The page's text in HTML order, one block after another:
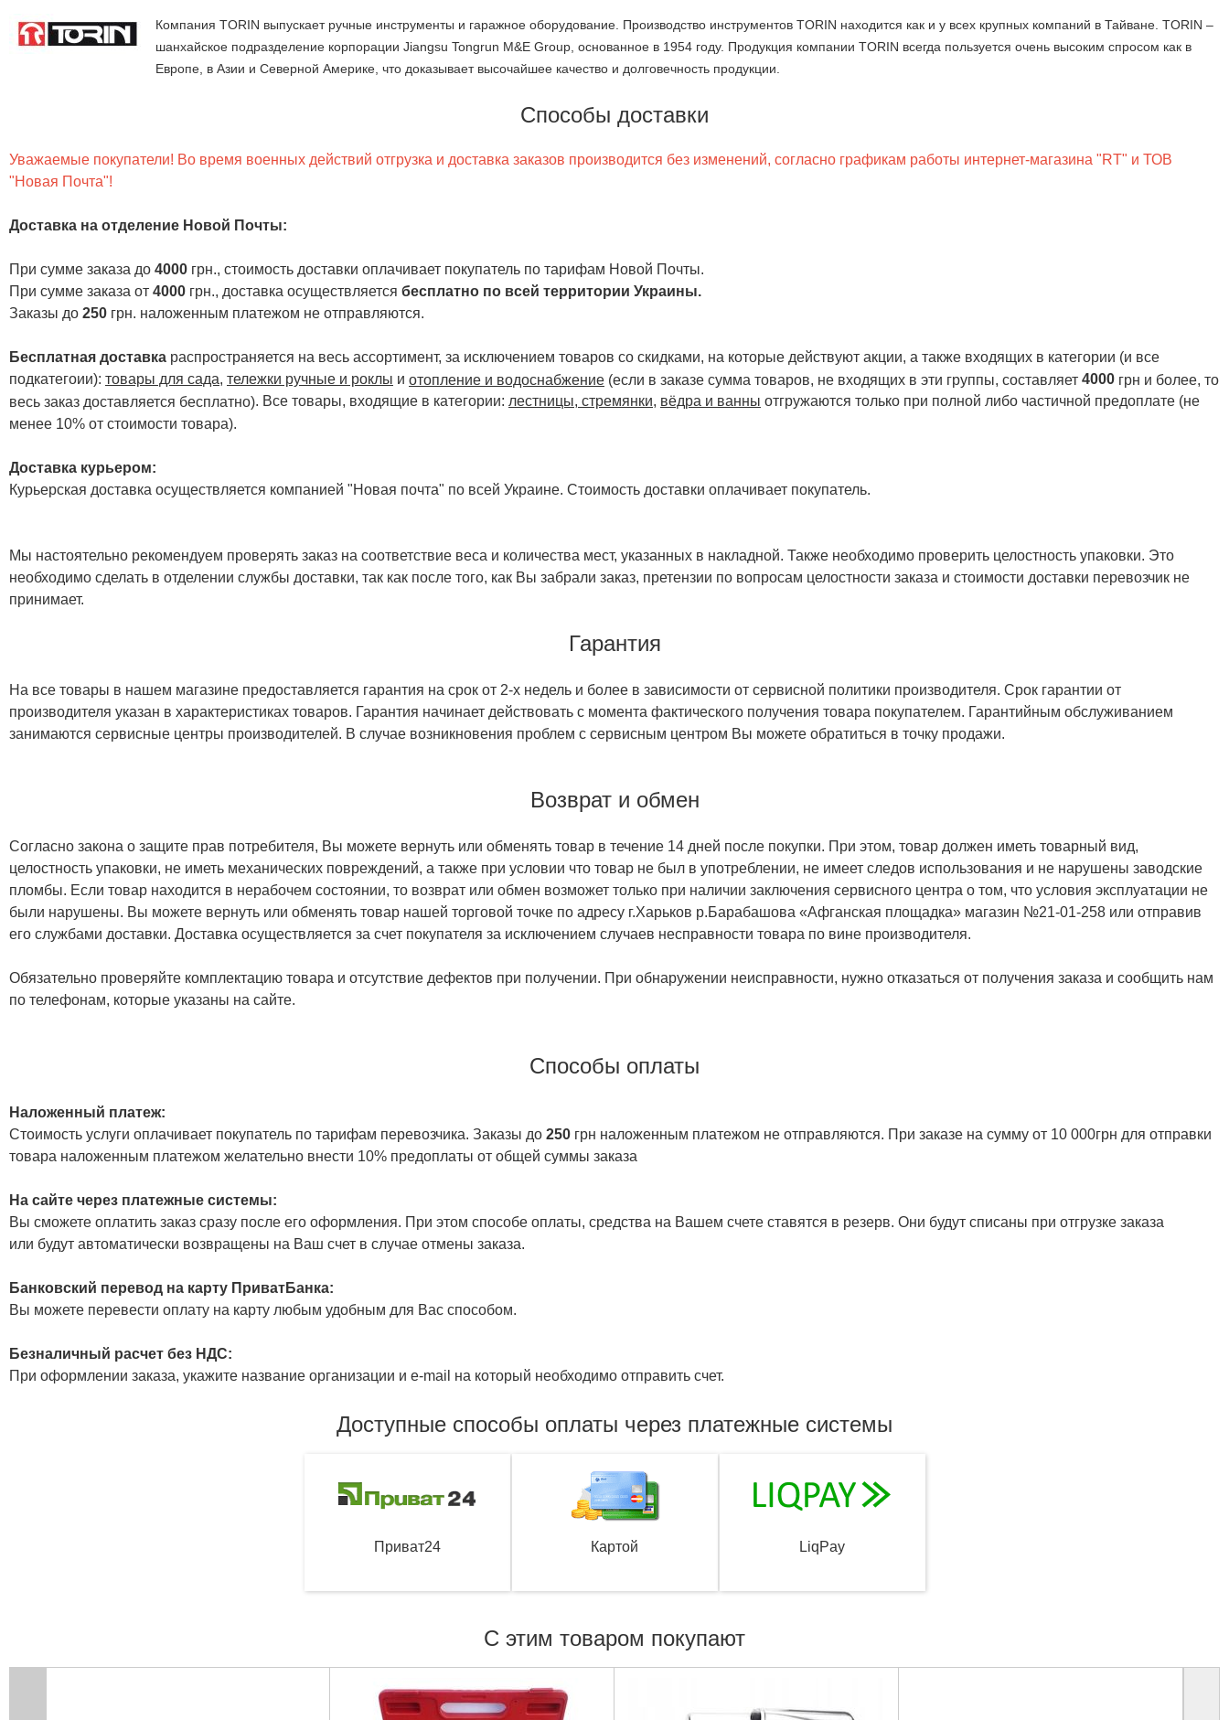
Компания TORIN выпускает ручные инструменты и гаражное оборудование. Производство инструментов TORIN находится как и у всех крупных компаний в Тайване. TORIN –
шанхайское подразделение корпорации Jiangsu Tongrun M&E Group, основанное в 1954 году. Продукция компании TORIN всегда пользуется очень высоким спросом как в
Европе, в Азии и Северной Америке, что доказывает высочайшее качество и долговечность продукции.
Способы доставки
Уважаемые покупатели! Во время военных действий отгрузка и доставка заказов производится без изменений, согласно графикам работы интернет-магазина "RT" и ТОВ
"Новая Почта"!
Доставка на отделение Новой Почты:
При сумме заказа до 4000 грн., стоимость доставки оплачивает покупатель по тарифам Новой Почты.
При сумме заказа от 4000 грн., доставка осуществляется бесплатно по всей территории Украины.
Заказы до 250 грн. наложенным платежом не отправляются.
Бесплатная доставка распространяется на весь ассортимент, за исключением товаров со скидками, на которые действуют акции, а также входящих в категории (и все
подкатегоии): товары для сада, тележки ручные и роклы и отопление и водоснабжение (если в заказе сумма товаров, не входящих в эти группы, составляет 4000 грн и более, то
весь заказ доставляется бесплатно). Все товары, входящие в категории: лестницы, стремянки, вёдра и ванны отгружаются только при полной либо частичной предоплате (не
менее 10% от стоимости товара).
Доставка курьером:
Курьерская доставка осуществляется компанией "Новая почта" по всей Украине. Стоимость доставки оплачивает покупатель.
Мы настоятельно рекомендуем проверять заказ на соответствие веса и количества мест, указанных в накладной. Также необходимо проверить целостность упаковки. Это
необходимо сделать в отделении службы доставки, так как после того, как Вы забрали заказ, претензии по вопросам целостности заказа и стоимости доставки перевозчик не
принимает.
Гарантия
На все товары в нашем магазине предоставляется гарантия на срок от 2-х недель и более в зависимости от сервисной политики производителя. Срок гарантии от
производителя указан в характеристиках товаров. Гарантия начинает действовать с момента фактического получения товара покупателем. Гарантийным обслуживанием
занимаются сервисные центры производителей. В случае возникновения проблем с сервисным центром Вы можете обратиться в точку продажи.
Возврат и обмен
Согласно закона о защите прав потребителя, Вы можете вернуть или обменять товар в течение 14 дней после покупки. При этом, товар должен иметь товарный вид,
целостность упаковки, не иметь механических повреждений, а также при условии что товар не был в употреблении, не имеет следов использования и не нарушены заводские
пломбы. Если товар находится в нерабочем состоянии, то возврат или обмен возможет только при наличии заключения сервисного центра о том, что условия эксплуатации не
были нарушены. Вы можете вернуть или обменять товар нашей торговой точке по адресу г.Харьков р.Барабашова «Афганская площадка» магазин №21-01-258 или отправив
его службами доставки. Доставка осуществляется за счет покупателя за исключением случаев несправности товара по вине производителя.
Обязательно проверяйте комплектацию товара и отсутствие дефектов при получении. При обнаружении неисправности, нужно отказаться от получения заказа и сообщить нам
по телефонам, которые указаны на сайте.
Способы оплаты
Наложенный платеж:
Стоимость услуги оплачивает покупатель по тарифам перевозчика. Заказы до 250 грн наложенным платежом не отправляются. При заказе на сумму от 10 000грн для отправки
товара наложенным платежом желательно внести 10% предоплаты от общей суммы заказа
На сайте через платежные системы:
Вы сможете оплатить заказ сразу после его оформления. При этом способе оплаты, средства на Вашем счете ставятся в резерв. Они будут списаны при отгрузке заказа
или будут автоматически возвращены на Ваш счет в случае отмены заказа.
Банковский перевод на карту ПриватБанка:
Вы можете перевести оплату на карту любым удобным для Вас способом.
Безналичный расчет без НДС:
При оформлении заказа, укажите название организации и e-mail на который необходимо отправить счет.
Доступные способы оплаты через платежные системы
Приват24 Картой LiqPay
С этим товаром покупают